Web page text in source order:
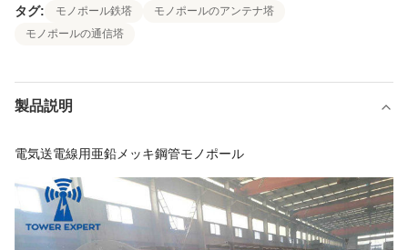
タグ: モノポール鉄塔
モノポールのアンテナ塔
モノポールの通信塔
製品説明
電気送電線用亜鉛メッキ鋼管モノポール